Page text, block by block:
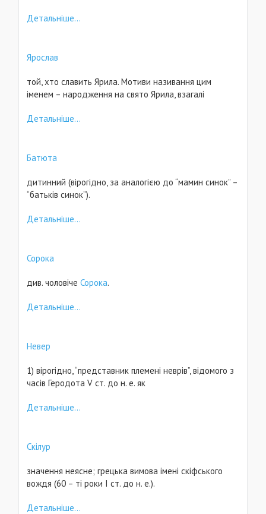
Детальніше...
Ярослав
той, хто славить Ярила. Мотиви називання цим
іменем – народження на свято Ярила, взагалі
Детальніше...
Батюта
дитинний (вірогідно, за аналогією до “мамин синок” –
“батьків синок”).
Детальніше...
Сорока
див. чоловіче Сорока.
Детальніше...
Невер
1) вірогідно, “представник племені неврів”, відомого з
часів Геродота V ст. до н. е. як
Детальніше...
Скілур
значення неясне; грецька вимова імені скіфського
вождя (60 – ті роки І ст. до н. е.).
Детальніше...